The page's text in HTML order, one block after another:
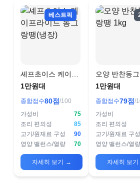
베스트픽
셰프초이스 케이프
라이드 동그랑땡(냉
1만원대
종합점수80점 /100
가성비
75
조리 편의성
85
고기/원재료 구성
90
영양 밸런스/열량
70
자세히 보기 →
오양 반찬동그
1kg
1만원대
종합점수79점 /
가성비
조리 편의성
고기/원재료 구성
영양 밸런스/열량
자세히 보기